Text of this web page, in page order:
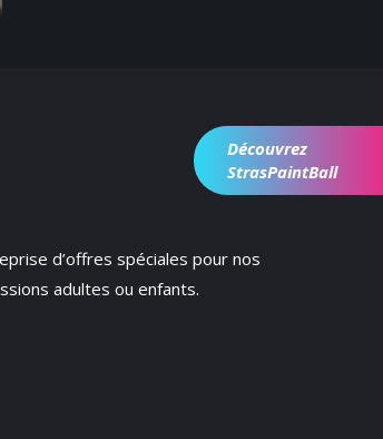
d’offres spéciales pour nos
adultes ou enfants.
Découvrez
StrasPaintBall